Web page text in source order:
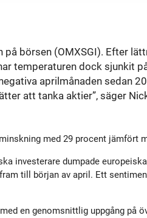
börsen (OMXSGI). Efter
temperaturen dock sjunkit
aprilmånaden sedan
att tanka aktier”, säger
med 29 procent jämfört
investerare dumpade
till början av april. Ett
en genomsnittlig uppgång på